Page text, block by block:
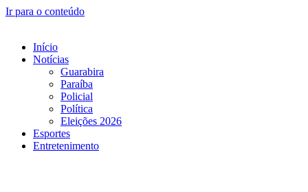
Ir para o conteúdo
Início
Notícias
Guarabira
Paraíba
Policial
Política
Eleições 2026
Esportes
Entretenimento